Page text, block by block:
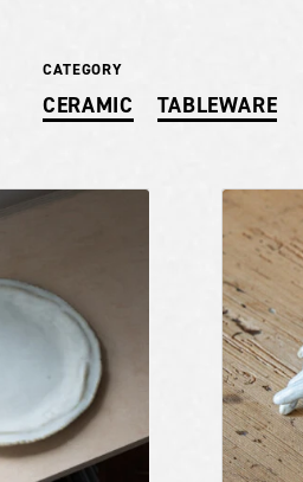
CATEGORY
CERAMIC TABLEWARE